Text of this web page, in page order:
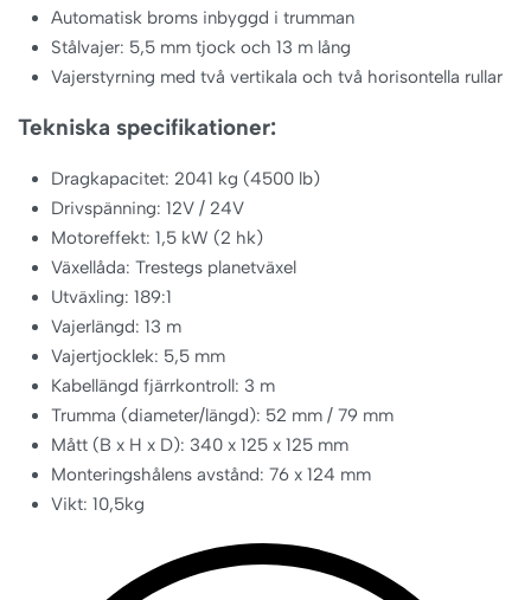
Automatisk broms inbyggd i trumman
Stålvajer: 5,5 mm tjock och 13 m lång
Vajerstyrning med två vertikala och två horisontella rullar
Tekniska specifikationer:
Dragkapacitet: 2041 kg (4500 lb)
Drivspänning: 12V / 24V
Motoreffekt: 1,5 kW (2 hk)
Växellåda: Trestegs planetväxel
Utväxling: 189:1
Vajerlängd: 13 m
Vajertjocklek: 5,5 mm
Kabellängd fjärrkontroll: 3 m
Trumma (diameter/längd): 52 mm / 79 mm
Mått (B x H x D): 340 x 125 x 125 mm
Monteringshålens avstånd: 76 x 124 mm
Vikt: 10,5kg